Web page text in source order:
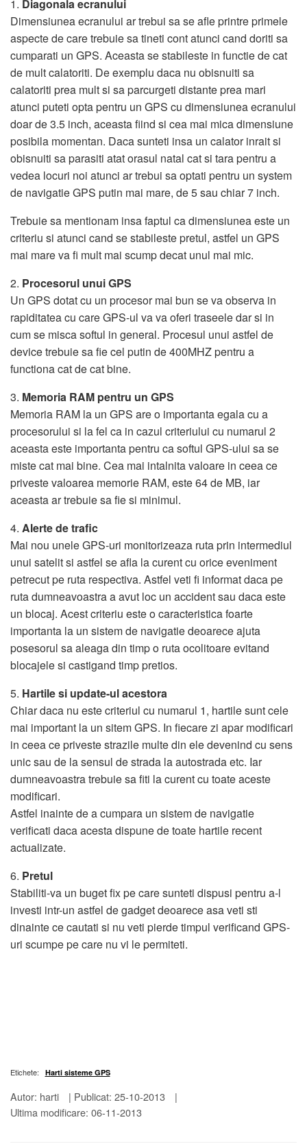
1. Diagonala ecranului
Dimensiunea ecranului ar trebui sa se afle printre primele
aspecte de care trebuie sa tineti cont atunci cand doriti sa
cumparati un GPS. Aceasta se stabileste in functie de cat
de mult calatoriti. De exemplu daca nu obisnuiti sa
calatoriti prea mult si sa parcurgeti distante prea mari
atunci puteti opta pentru un GPS cu dimensiunea ecranului
doar de 3.5 inch, aceasta fiind si cea mai mica dimensiune
posibila momentan. Daca sunteti insa un calator inrait si
obisnuiti sa parasiti atat orasul natal cat si tara pentru a
vedea locuri noi atunci ar trebui sa optati pentru un system
de navigatie GPS putin mai mare, de 5 sau chiar 7 inch.
Trebuie sa mentionam insa faptul ca dimensiunea este un
criteriu si atunci cand se stabileste pretul, astfel un GPS
mai mare va fi mult mai scump decat unul mai mic.
2. Procesorul unui GPS
Un GPS dotat cu un procesor mai bun se va observa in
rapiditatea cu care GPS-ul va va oferi traseele dar si in
cum se misca softul in general. Procesul unui astfel de
device trebuie sa fie cel putin de 400MHZ pentru a
functiona cat de cat bine.
3. Memoria RAM pentru un GPS
Memoria RAM la un GPS are o importanta egala cu a
procesorului si la fel ca in cazul criteriului cu numarul 2
aceasta este importanta pentru ca softul GPS-ului sa se
miste cat mai bine. Cea mai intalnita valoare in ceea ce
priveste valoarea memorie RAM, este 64 de MB, iar
aceasta ar trebuie sa fie si minimul.
4. Alerte de trafic
Mai nou unele GPS-uri monitorizeaza ruta prin intermediul
unui satelit si astfel se afla la curent cu orice eveniment
petrecut pe ruta respectiva. Astfel veti fi informat daca pe
ruta dumneavoastra a avut loc un accident sau daca este
un blocaj. Acest criteriu este o caracteristica foarte
importanta la un sistem de navigatie deoarece ajuta
posesorul sa aleaga din timp o ruta ocolitoare evitand
blocajele si castigand timp pretios.
5. Hartile si update-ul acestora
Chiar daca nu este criteriul cu numarul 1, hartile sunt cele
mai important la un sitem GPS. In fiecare zi apar modificari
in ceea ce priveste strazile multe din ele devenind cu sens
unic sau de la sensul de strada la autostrada etc. Iar
dumneavoastra trebuie sa fiti la curent cu toate aceste
modificari.
Astfel inainte de a cumpara un sistem de navigatie
verificati daca acesta dispune de toate hartile recent
actualizate.
6. Pretul
Stabiliti-va un buget fix pe care sunteti dispusi pentru a-l
investi intr-un astfel de gadget deoarece asa veti sti
dinainte ce cautati si nu veti pierde timpul verificand GPS-
uri scumpe pe care nu vi le permiteti.
Etichete: Harti sisteme GPS
Autor: harti | Publicat: 25-10-2013
|
Ultima modificare: 06-11-2013